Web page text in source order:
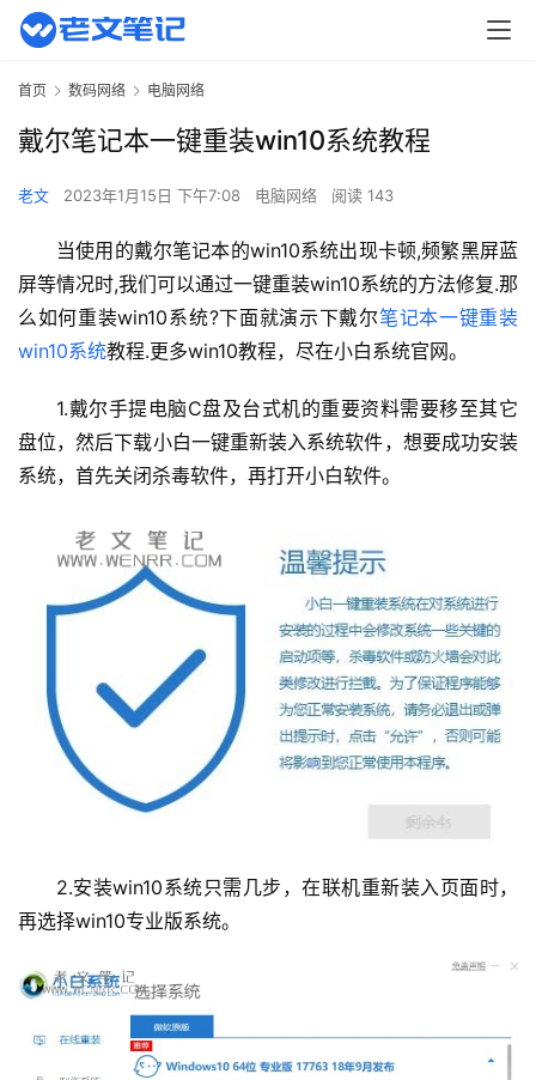
主
相
关
首页 数码网络 电脑网络
戴尔笔记本一键重装win10系统教程
老文 2023年1月15日 下午7:08 电脑网络 阅读 143
当使用的戴尔笔记本的win10系统出现卡顿,频繁黑屏蓝
屏等情况时,我们可以通过一键重装win10系统的方法修复.那
么如何重装win10系统?下面就演示下戴尔笔记本一键重装
win10系统教程.更多win10教程，尽在小白系统官网。
1.戴尔手提电脑C盘及台式机的重要资料需要移至其它
盘位，然后下载小白一键重新装入系统软件，想要成功安装
系统，首先关闭杀毒软件，再打开小白软件。
2.安装win10系统只需几步，在联机重新装入页面时，
再选择win10专业版系统。